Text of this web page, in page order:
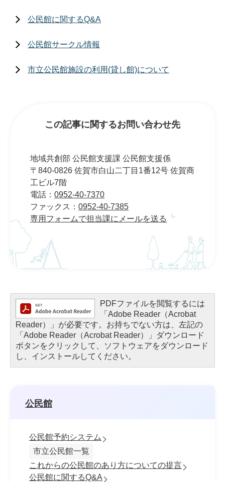
公民館に関するQ&A
公民館サークル情報
市立公民館施設の利用(貸し館)について
この記事に関するお問い合わせ先
地域共創部 公民館支援課 公民館支援係
〒840-0826 佐賀市白山二丁目1番12号 佐賀商
工ビル7階
電話： 0952-40-7370
ファックス： 0952-40-7385
専用フォームで担当課にメールを送る
PDFファイルを閲覧するには
「Adobe Reader（Acrobat
Reader）」が必要です。お持ちでない方は、左記の
「Adobe Reader（Acrobat Reader）」ダウンロード
ボタンをクリックして、ソフトウェアをダウンロード
し、インストールしてください。
公民館
公民館予約システム
市立公民館一覧
これからの公民館のあり方についての提言
公民館に関するQ&A